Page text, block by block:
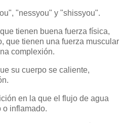
"nessyou" y "shissyou".
tienen buena fuerza física,
que tienen una fuerza muscular
complexión.
su cuerpo se caliente,
en la que el flujo de agua
o inflamado.